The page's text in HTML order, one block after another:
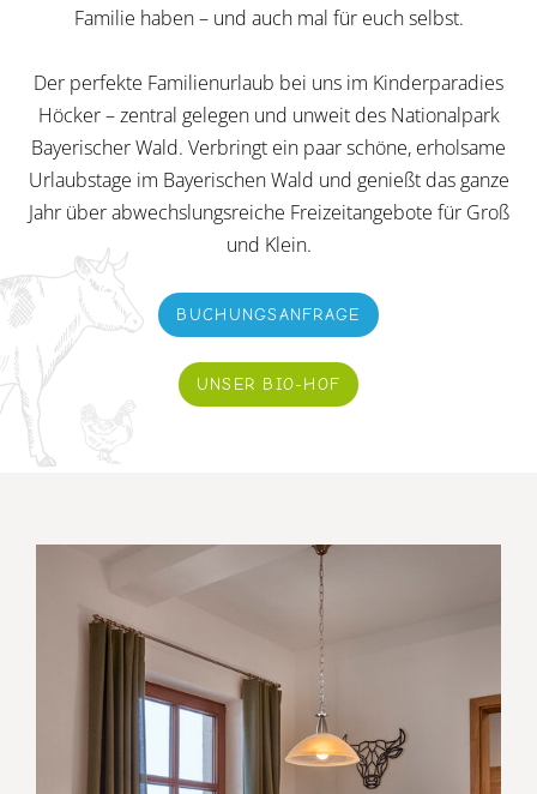
Familie haben – und auch mal für euch selbst.
Der perfekte Familienurlaub bei uns im Kinderparadies
Höcker – zentral gelegen und unweit des Nationalpark
Bayerischer Wald. Verbringt ein paar schöne, erholsame
Urlaubstage im Bayerischen Wald und genießt das ganze
Jahr über abwechslungsreiche Freizeitangebote für Groß
und Klein.
BUCHUNGSANFRAGE
UNSER BIO-HOF